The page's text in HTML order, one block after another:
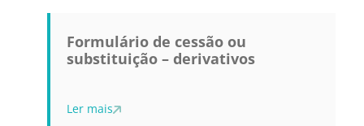
Formulário de cessão ou
substituição – derivativos
Ler mais